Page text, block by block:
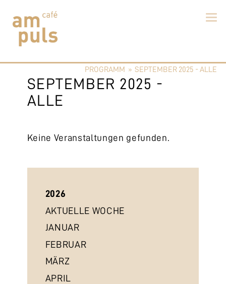
Cafe am Puls
Der beste Kaffee im Zollikerberg
PROGRAMM »SEPTEMBER 2025 - ALLE
SEPTEMBER 2025 -
ALLE
Keine Veranstaltungen gefunden.
2026
AKTUELLE WOCHE
JANUAR
FEBRUAR
MÄRZ
APRIL